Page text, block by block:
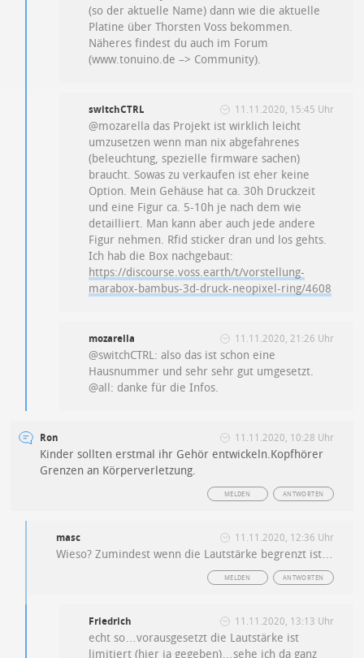
(so der aktuelle Name) dann wie die aktuelle
Platine über Thorsten Voss bekommen.
Näheres findest du auch im Forum
(www.tonuino.de –> Community).
switchCTRL 11.11.2020, 15:45 Uhr
@mozarella das Projekt ist wirklich leicht
umzusetzen wenn man nix abgefahrenes
(beleuchtung, spezielle firmware sachen)
braucht. Sowas zu verkaufen ist eher keine
Option. Mein Gehäuse hat ca. 30h Druckzeit
und eine Figur ca. 5-10h je nach dem wie
detailliert. Man kann aber auch jede andere
Figur nehmen. Rfid sticker dran und los gehts.
Ich hab die Box nachgebaut:
https://discourse.voss.earth/t/vorstellung-
marabox-bambus-3d-druck-neopixel-ring/4608
mozarella 11.11.2020, 21:26 Uhr
@switchCTRL: also das ist schon eine
Hausnummer und sehr sehr gut umgesetzt.
@all: danke für die Infos.
Ron 11.11.2020, 10:28 Uhr
Kinder sollten erstmal ihr Gehör entwickeln.Kopfhörer
Grenzen an Körperverletzung.
ANTWORTEN
MELDEN
masc 11.11.2020, 12:36 Uhr
Wieso? Zumindest wenn die Lautstärke begrenzt ist…
ANTWORTEN
MELDEN
Friedrich 11.11.2020, 13:13 Uhr
echt so…vorausgesetzt die Lautstärke ist
limitiert (hier ja gegeben)…sehe ich da ganz